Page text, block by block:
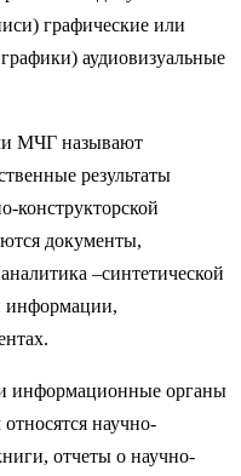
графические или
аудиовизуальные
МЧГ называют
результаты
конструкторской
документы,
–синтетической
информации,
информационные органы
научно-
отчеты о научно-